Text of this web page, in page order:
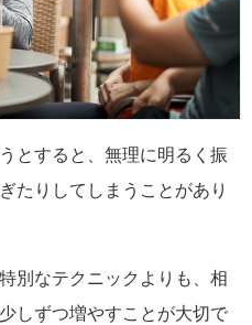
とすると、無理に明るく振
たりしてしまうことがあり
別なテクニックよりも、相
しずつ増やすことが大切で